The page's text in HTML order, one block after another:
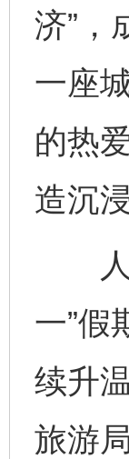
济”，
一座
的热
造沉
人
一”假
续升
旅游